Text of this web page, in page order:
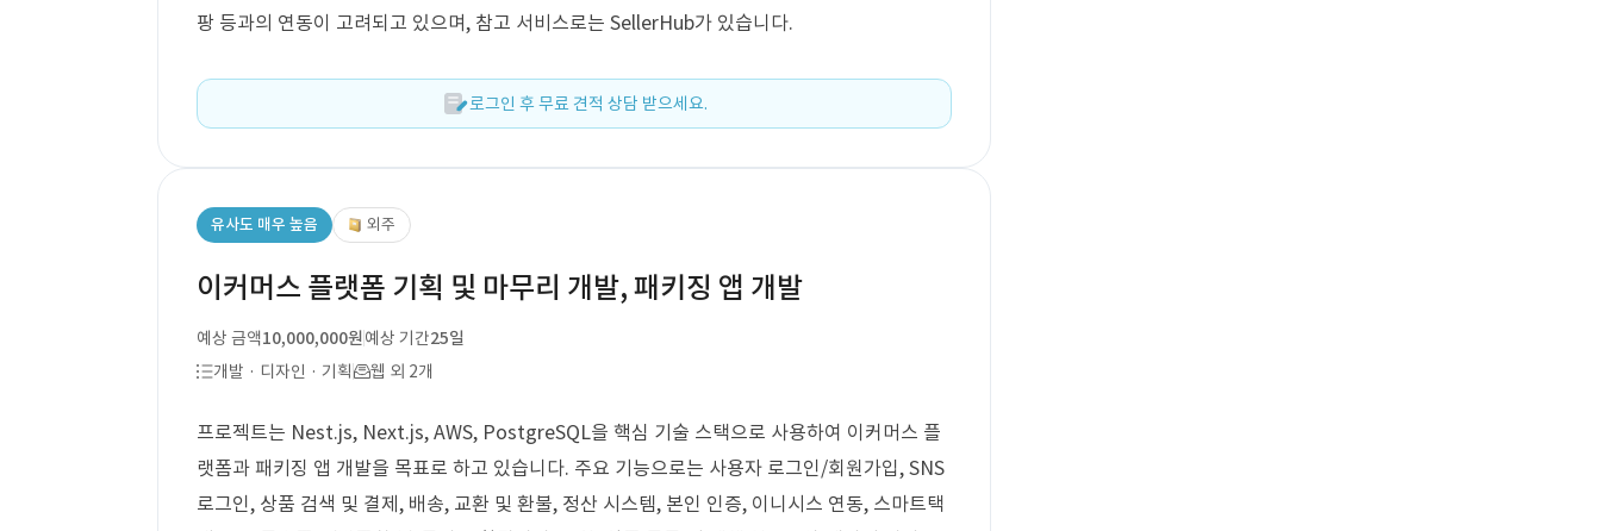
팡 등과의 연동이 고려되고 있으며, 참고 서비스로는 SellerHub가 있습니다.
로그인 후 무료 견적 상담 받으세요.
유사도 매우 높음 외주
이커머스 플랫폼 기획 및 마무리 개발, 패키징 앱 개발
예상 금액10,000,000원예상 기간25일
개발 · 디자인 · 기획
웹 외 2개
프로젝트는 Nest.js, Next.js, AWS, PostgreSQL을 핵심 기술 스택으로 사용하여 이커머스 플
랫폼과 패키징 앱 개발을 목표로 하고 있습니다. 주요 기능으로는 사용자 로그인/회원가입, SNS
로그인, 상품 검색 및 결제, 배송, 교환 및 환불, 정산 시스템, 본인 인증, 이니시스 연동, 스마트택